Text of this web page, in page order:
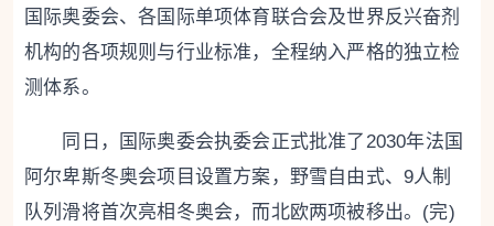
国际奥委会、各国际单项体育联合会及世界反兴奋剂
机构的各项规则与行业标准，全程纳入严格的独立检
测体系。
同日，国际奥委会执委会正式批准了2030年法国
阿尔卑斯冬奥会项目设置方案，野雪自由式、9人制
队列滑将首次亮相冬奥会，而北欧两项被移出。(完)